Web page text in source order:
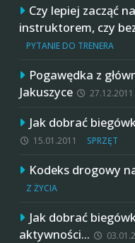
Czy lepiej zacząć
instruktorem, czy
PYTANIE DO TRENERA
Pogawędka z
Jakuszyce
27.12.2011
Jak dobrać
15.01.2011 SPRZĘT
Kodeks drogowy
Z ŻYCIA
Jak dobrać
aktywności…